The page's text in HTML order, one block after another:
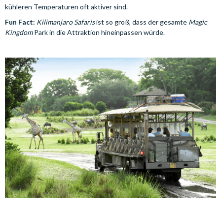
kühleren Temperaturen oft aktiver sind.
Fun Fact: Kilimanjaro Safarisist so groß, dass der gesamte Magic
KingdomPark in die Attraktion hineinpassen würde.